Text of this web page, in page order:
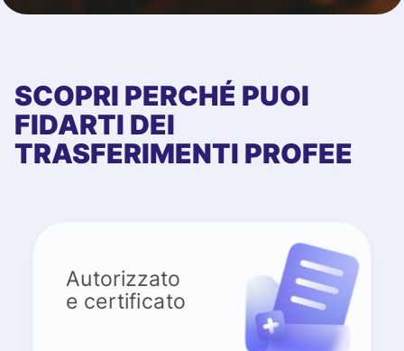
SCOPRI PERCHÉ PUOI
FIDARTI DEI
TRASFERIMENTI PROFEE
Autorizzato
e certificato